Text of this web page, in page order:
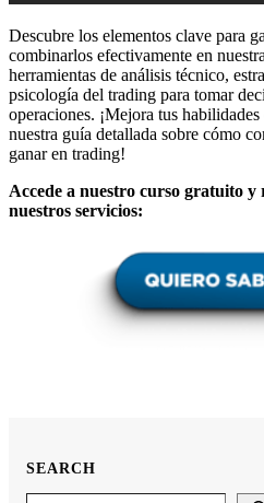
Descubre los elementos clave para
combinarlos efectivamente en
herramientas de análisis técnico,
psicología del trading para tomar
operaciones. ¡Mejora tus
nuestra guía detallada sobre cómo
ganar en trading!
Accede a nuestro curso gratuito y
nuestros servicios:
SEARCH